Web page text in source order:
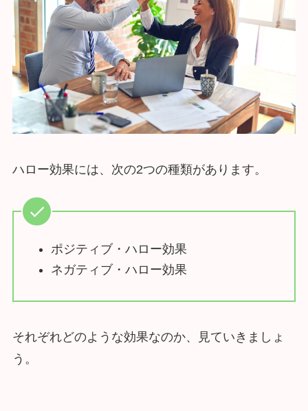
ハロー効果には、次の2つの種類があります。
ポジティブ・ハロー効果
ネガティブ・ハロー効果
それぞれどのような効果なのか、見ていきましょ
う。